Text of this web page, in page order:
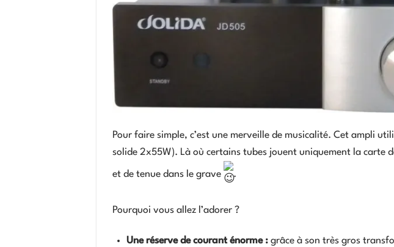
Pour faire simple, c’est une merveille de musicalité. Cet ampli
solide 2x55W). Là où certains tubes jouent uniquement la carte
et de tenue dans le grave .
Pourquoi vous allez l’adorer ?
Une réserve de courant énorme : grâce à son très gros